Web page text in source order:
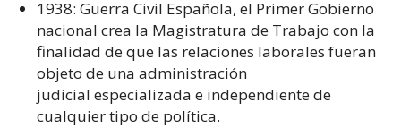
1938: Guerra Civil Española, el Primer Gobierno
nacional crea la Magistratura de Trabajo con la
finalidad de que las relaciones laborales fueran
objeto de una administración
judicial especializada e independiente de
cualquier tipo de política.